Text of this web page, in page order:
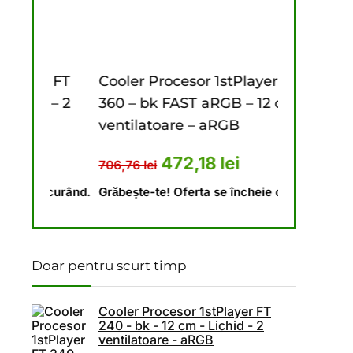
684,50 lei.
555,09 lei.
673,10 lei.
curent este: 448,69 lei.
Cooler Procesor 1stPlayer FT
360 – bk FAST aRGB – 12 cm – 3
ventilatoare – aRGB
lei Prețul inițial a fost: 706,76
472,18leiPrețul curent este:
Grăbește-te! Oferta se încheie curând.
Doar pentru scurt timp
Cooler Procesor 1stPlayer FT
240 - bk - 12 cm - Lichid - 2
ventilatoare - aRGB